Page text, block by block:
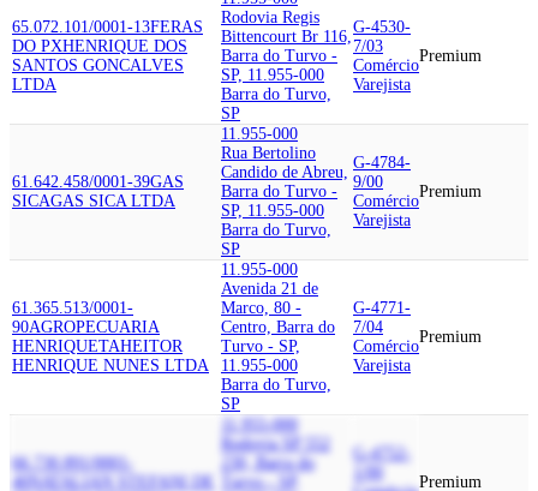
65.072.101/0001-13FERAS
DO PXHENRIQUE DOS
SANTOS GONCALVES
LTDA
Rodovia Regis
Bittencourt Br 116,
Barra do Turvo -
SP, 11.955-000
Barra do Turvo,
SP
G-4530-
7/03
Comércio
Varejista
Premium
61.642.458/0001-39GAS
SICAGAS SICA LTDA
11.955-000
Rua Bertolino
Candido de Abreu,
Barra do Turvo -
SP, 11.955-000
Barra do Turvo,
SP
G-4784-
9/00
Comércio
Varejista
Premium
61.365.513/0001-
90AGROPECUARIA
HENRIQUETAHEITOR
HENRIQUE NUNES LTDA
11.955-000
Avenida 21 de
Marco, 80 -
Centro, Barra do
Turvo - SP,
11.955-000
Barra do Turvo,
SP
G-4771-
7/04
Comércio
Varejista
Premium
66.730.891/0001-
40
NATALIAN STEFANI DE
11.955-000
Rodovia SP 552
230, Barra do
Turvo - SP,
G-4752-
1/00
Premium